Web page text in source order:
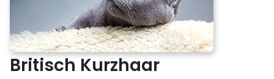
Britisch Kurzhaar